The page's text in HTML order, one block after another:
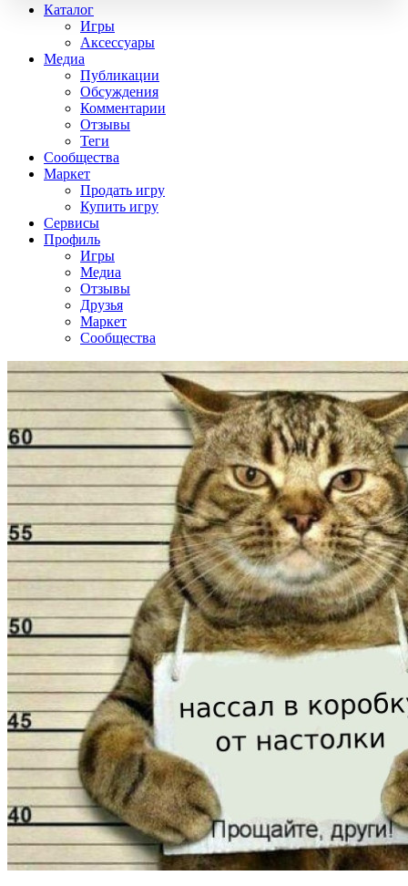
Каталог
Игры
Аксессуары
Медиа
Публикации
Обсуждения
Комментарии
Отзывы
Теги
Сообщества
Маркет
Продать игру
Купить игру
Сервисы
Профиль
Игры
Медиа
Отзывы
Друзья
Маркет
Сообщества